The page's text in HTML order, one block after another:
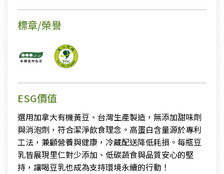
標章/榮譽
ESG價值
選用加拿大有機黃豆、台灣生產製造，無添加甜味劑
與消泡劑，符合潔淨飲食理念。高蛋白含量源於專利
工法，兼顧營養與健康，冷藏配送降低耗損。每瓶豆
乳皆展現里仁對少添加、低碳蔬食與品質安心的堅
持，讓喝豆乳也成為支持環境永續的行動！